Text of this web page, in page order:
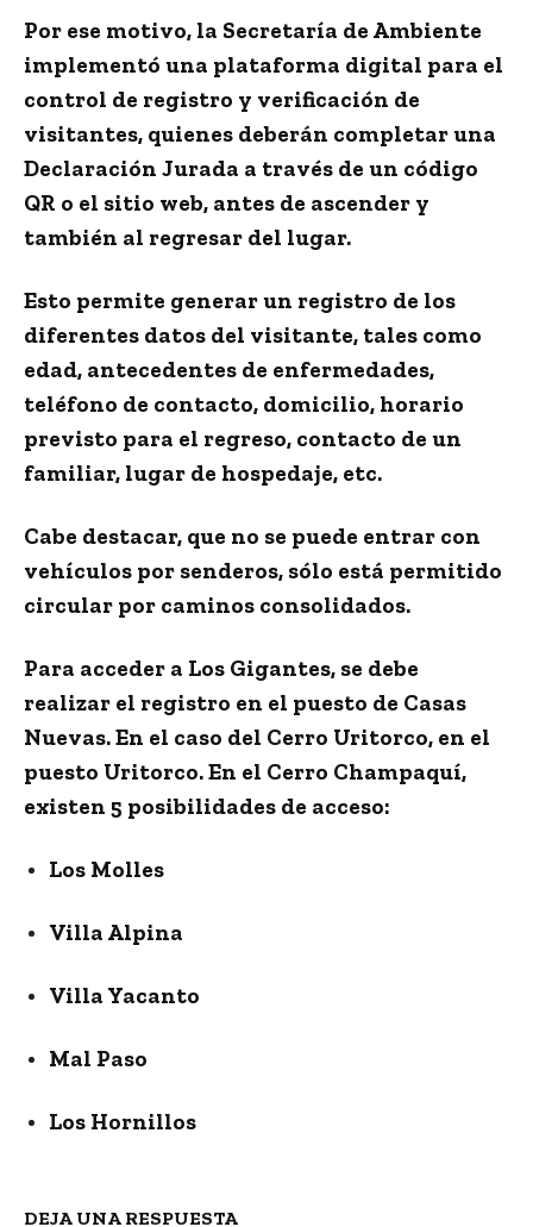
Por ese motivo, la Secretaría de Ambiente
implementó una plataforma digital para el
control de registro y verificación de
visitantes, quienes deberán completar una
Declaración Jurada a través de un código
QR o el sitio web, antes de ascender y
también al regresar del lugar.
Esto permite generar un registro de los
diferentes datos del visitante, tales como
edad, antecedentes de enfermedades,
teléfono de contacto, domicilio, horario
previsto para el regreso, contacto de un
familiar, lugar de hospedaje, etc.
Cabe destacar, que no se puede entrar con
vehículos por senderos, sólo está permitido
circular por caminos consolidados.
Para acceder a Los Gigantes, se debe
realizar el registro en el puesto de Casas
Nuevas. En el caso del Cerro Uritorco, en el
puesto Uritorco. En el Cerro Champaquí,
existen 5 posibilidades de acceso:
Los Molles
Villa Alpina
Villa Yacanto
Mal Paso
Los Hornillos
DEJA UNA RESPUESTA